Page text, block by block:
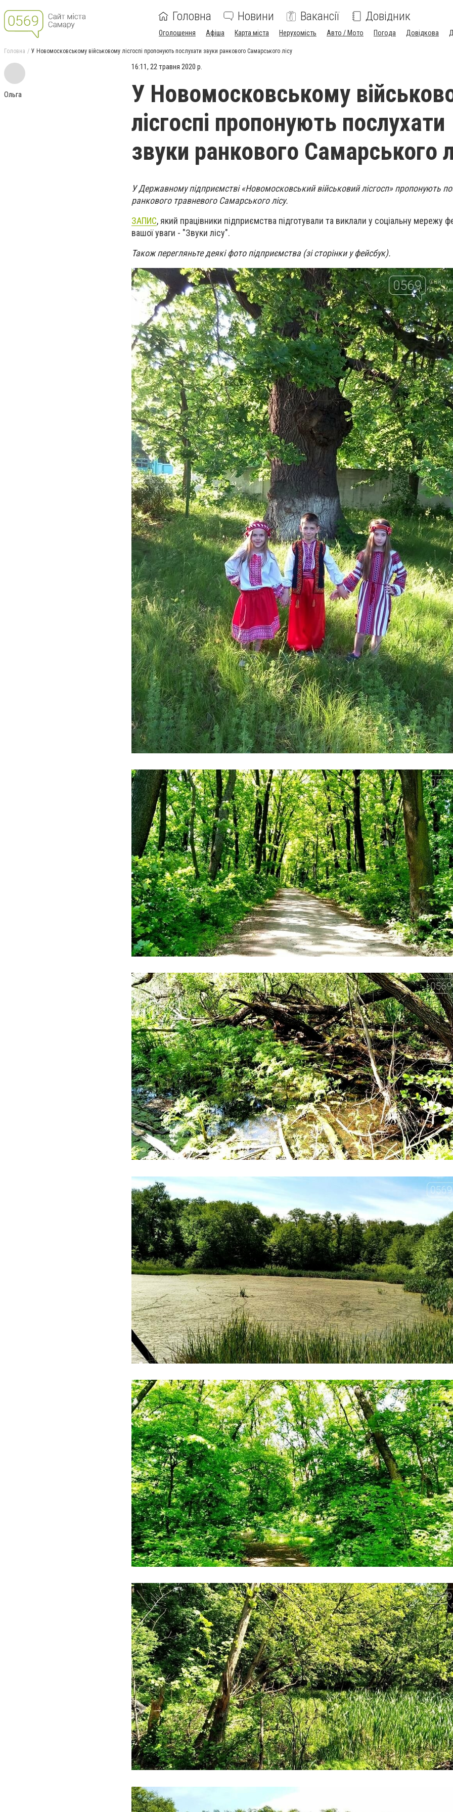
Головна Новини Вакансії Довідник
Оголошення Афіша Карта міста Нерухомість Авто / Мото Погода Довідкова
Головна У Новомосковському військовому лісгоспі пропонують послухати звуки ранкового Самарського лісу
Ольга
16:11, 22 травня 2020 р.
У Новомосковському
лісгоспі пропонують послухати
звуки ранкового Самарського
У Державному підприємстві «Новомосковський військовий лісгосп» пропонують
ранкового травневого Самарського лісу.
ЗАПИС, який працівники підприємства підготували та виклали у соціальну мережу
вашої уваги - "Звуки лісу".
Також перегляньте деякі фото підприємства (зі сторінки у фейсбук).